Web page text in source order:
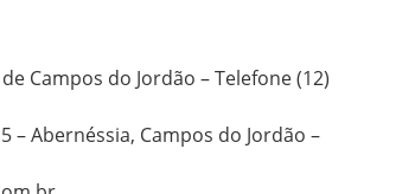
Campos do Jordão – Telefone (12)
– Abernéssia, Campos do Jordão –